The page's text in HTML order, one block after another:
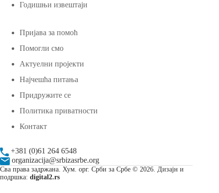
Годишњи извештаји
Пријава за помоћ
Помогли смо
Актуелни пројекти
Најчешћа питања
Придружите се
Политика приватности
Контакт
+381 (0)61 264 6548
organizacija@srbizasrbe.org
Сва права задржана. Хум. орг. Срби за Србе © 2026. Дизајн и
подршка: digital2.rs